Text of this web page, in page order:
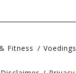
Fitness